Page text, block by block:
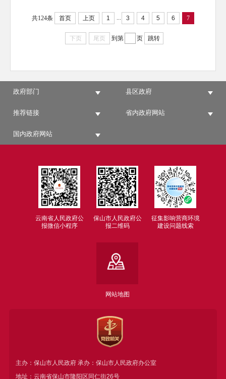
共124条 首页 上页 1 ... 3 4 5 6 7
下页 尾页 到第 页 跳转
政府部门 县区政府
推荐链接 省内政府网站
国内政府网站
云南省人民政府公
报微信小程序
保山市人民政府公
报二维码
征集影响营商环境
建设问题线索
网站地图
主办：保山市人民政府 承办：保山市人民政府办公室
地址：云南省保山市隆阳区同仁街26号